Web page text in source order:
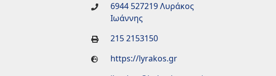
6944 527219 Λυράκος
Ιωάννης
215 2153150
https://lyrakos.gr